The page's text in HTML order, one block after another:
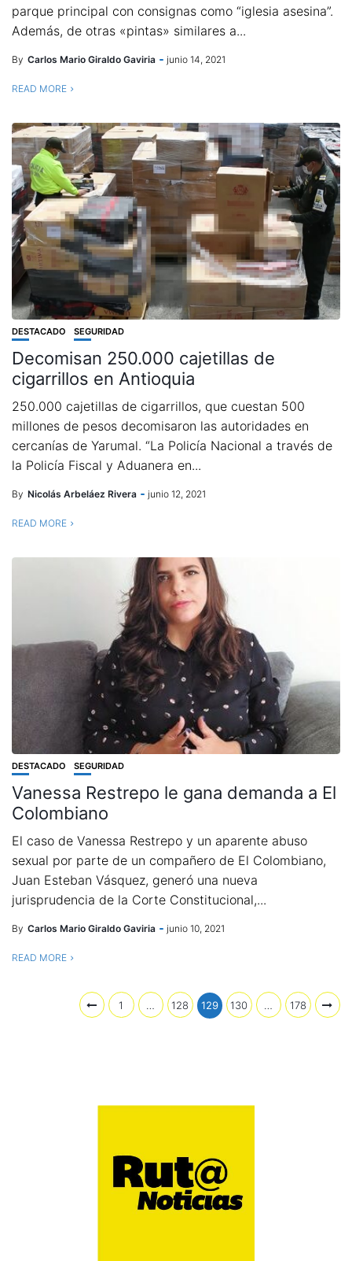
parque principal con consignas como “iglesia asesina”.
Además, de otras «pintas» similares a...
By Carlos Mario Giraldo Gaviria junio 14, 2021
READ MORE
DESTACADO SEGURIDAD
Decomisan 250.000 cajetillas de
cigarrillos en Antioquia
250.000 cajetillas de cigarrillos, que cuestan 500
millones de pesos decomisaron las autoridades en
cercanías de Yarumal. “La Policía Nacional a través de
la Policía Fiscal y Aduanera en...
By Nicolás Arbeláez Rivera junio 12, 2021
READ MORE
DESTACADO SEGURIDAD
Vanessa Restrepo le gana demanda a El
Colombiano
El caso de Vanessa Restrepo y un aparente abuso
sexual por parte de un compañero de El Colombiano,
Juan Esteban Vásquez, generó una nueva
jurisprudencia de la Corte Constitucional,...
By Carlos Mario Giraldo Gaviria junio 10, 2021
READ MORE
1 … 128 129 130 … 178